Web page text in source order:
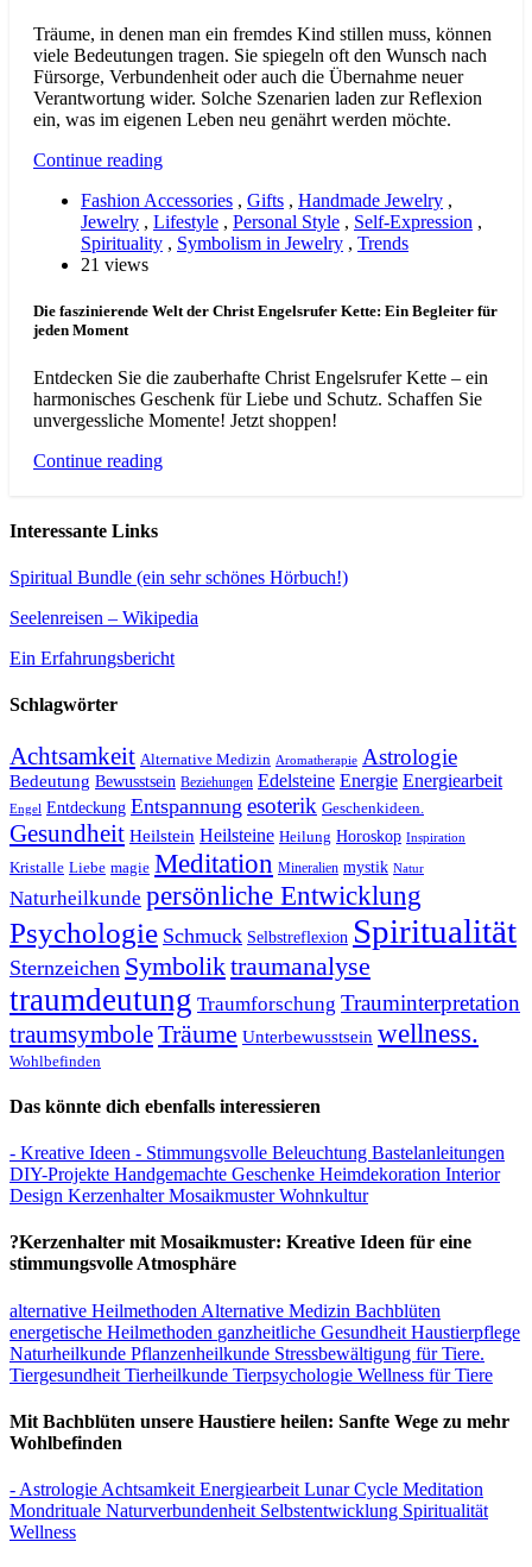
Träume, in denen man ein fremdes Kind stillen muss, können
viele Bedeutungen tragen. Sie spiegeln oft den Wunsch nach
Fürsorge, Verbundenheit oder auch die Übernahme neuer
Verantwortung wider. Solche Szenarien laden zur Reflexion
ein, was im eigenen Leben neu genährt werden möchte.
Continue reading
Fashion Accessories , Gifts , Handmade Jewelry ,
Jewelry , Lifestyle , Personal Style , Self-Expression ,
Spirituality , Symbolism in Jewelry , Trends
21 views
Die faszinierende Welt der Christ Engelsrufer Kette: Ein Begleiter für
jeden Moment
Entdecken Sie die zauberhafte Christ Engelsrufer Kette – ein
harmonisches Geschenk für Liebe und Schutz. Schaffen Sie
unvergessliche Momente! Jetzt shoppen!
Continue reading
Interessante Links
Spiritual Bundle (ein sehr schönes Hörbuch!)
Seelenreisen – Wikipedia
Ein Erfahrungsbericht
Schlagwörter
Achtsamkeit Alternative Medizin Aromatherapie Astrologie
Bedeutung Bewusstsein Beziehungen Edelsteine Energie Energiearbeit
Engel Entdeckung Entspannung esoterik Geschenkideen.
Gesundheit Heilstein Heilsteine Heilung Horoskop Inspiration
Kristalle Liebe magie Meditation Mineralien mystik Natur
Naturheilkunde persönliche Entwicklung
Psychologie Schmuck Selbstreflexion Spiritualität
Sternzeichen Symboliktraumanalyse
traumdeutung Traumforschung Trauminterpretation
traumsymboleTräume Unterbewusstsein wellness.
Wohlbefinden
Das könnte dich ebenfalls interessieren
- Kreative Ideen - Stimmungsvolle Beleuchtung Bastelanleitungen
DIY-Projekte Handgemachte Geschenke Heimdekoration Interior
Design KerzenhalterMosaikmusterWohnkultur
?Kerzenhalter mit Mosaikmuster: Kreative Ideen für eine
stimmungsvolle Atmosphäre
alternative Heilmethoden Alternative Medizin Bachblüten
energetische Heilmethoden ganzheitliche Gesundheit Haustierpflege
Naturheilkunde Pflanzenheilkunde Stressbewältigung für Tiere.
Tiergesundheit Tierheilkunde Tierpsychologie Wellness für Tiere
Mit Bachblüten unsere Haustiere heilen: Sanfte Wege zu mehr
Wohlbefinden
- Astrologie Achtsamkeit Energiearbeit Lunar Cycle Meditation
Mondrituale Naturverbundenheit Selbstentwicklung Spiritualität
Wellness